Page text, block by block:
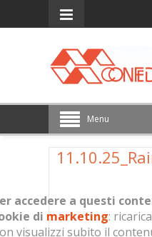
Menu
accedere a questi
di marketing:
visualizzi subito il